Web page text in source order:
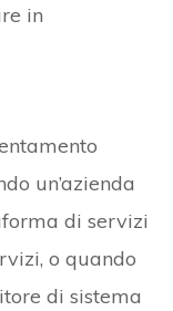
in
un’azienda
di servizi
o quando
di sistema